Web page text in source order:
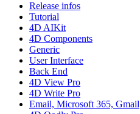
Release infos
Tutorial
4D AIKit
4D Components
Generic
User Interface
Back End
4D View Pro
4D Write Pro
Email, Microsoft 365, Gmail